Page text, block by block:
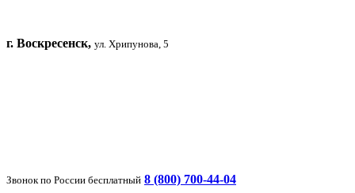
г. Воскресенск, ул. Хрипунова, 5
Звонок по России бесплатный 8 (800) 700-44-04